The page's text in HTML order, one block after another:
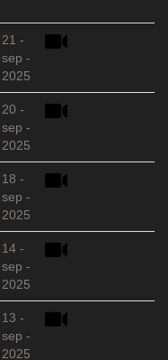
21 -
sep -
2025
20 -
sep -
2025
18 -
sep -
2025
14 -
sep -
2025
13 -
sep -
2025